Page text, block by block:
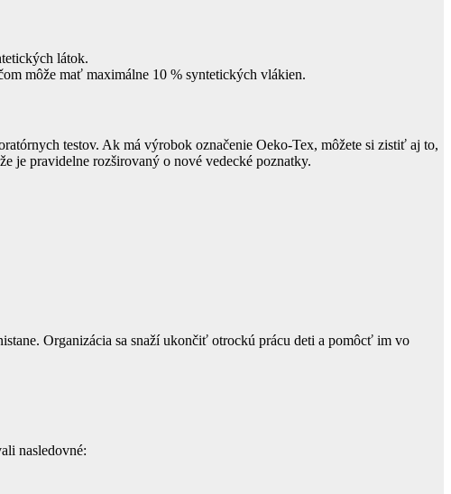
látok.
môže mať maximálne 10 % syntetických vlákien.
testov. Ak má výrobok označenie Oeko-Tex, môžete si zistiť aj to,
je pravidelne rozširovaný o nové vedecké poznatky.
Organizácia sa snaží ukončiť otrockú prácu deti a pomôcť im vo
nasledovné: